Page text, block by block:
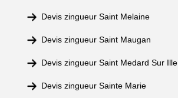
Devis zingueur Saint Melaine
Devis zingueur Saint Maugan
Devis zingueur Saint Medard Sur Ille
Devis zingueur Sainte Marie